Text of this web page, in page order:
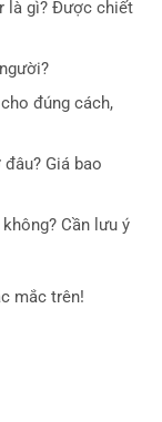
là gì? Được chiết
đúng cách,
Giá bao
Cần lưu ý
mắc trên!